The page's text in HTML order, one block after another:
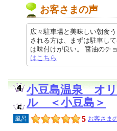
お客さまの声
広々駐車場と美味しい朝食
される方は、まずは駐車し
は味付けが良い。 醤油の
はこちら
小豆島温泉 オ
ル ＜小豆島＞
風呂 5 お客さま